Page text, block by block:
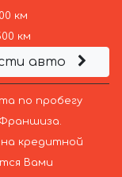
км
км
авто
по пробегу
на кредитной
Вами